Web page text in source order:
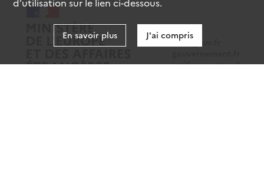
data.gouv.fr
legifrance.gouv.fr
En savoir plus J'ai compris